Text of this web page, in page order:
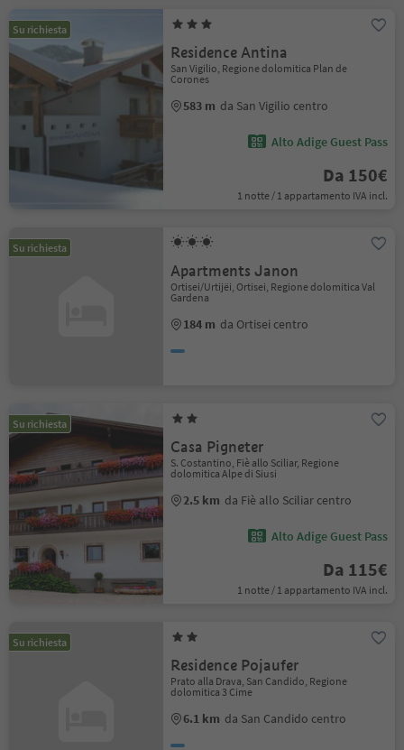
Su richiesta
Residence Antina
San Vigilio, Regione dolomitica Plan de
Corones
583 m da San Vigilio centro
Alto Adige Guest Pass
Da 150€
1 notte / 1 appartamento IVA incl.
Su richiesta
Apartments Janon
Ortisei/Urtijëi, Ortisei, Regione dolomitica Val
Gardena
184 m da Ortisei centro
Su richiesta
Casa Pigneter
S. Costantino, Fiè allo Sciliar, Regione
dolomitica Alpe di Siusi
2.5 km da Fiè allo Sciliar centro
Alto Adige Guest Pass
Da 115€
1 notte / 1 appartamento IVA incl.
Su richiesta
Residence Pojaufer
Prato alla Drava, San Candido, Regione
dolomitica 3 Cime
6.1 km da San Candido centro